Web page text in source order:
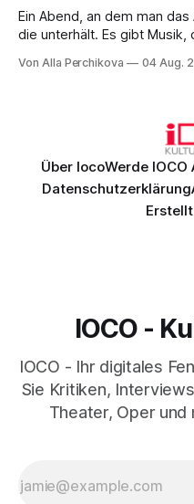
Ein Abend, an dem man das Atmen
die unterhält. Es gibt
Genau so war der Abend
Von Alla Perchikova 04 Aug.
Über IocoWerde IOCO
Datenschutzerklärung
IOCO -
IOCO - Ihr digitales
Sie Kritiken,
Theater, Oper und